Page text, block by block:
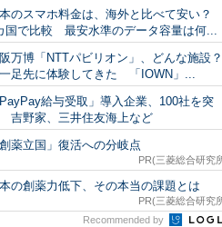
のスマホ料金は、海外と比べて安い？
国で比較 最安水準のデータ容量は何...
万博「NTTパビリオン」、どんな施設？
足先に体験してきた 「IOWN」...
PayPay給与受取」導入企業、100社を突
吉野家、三井住友海上など
創薬立国」復活への分岐点
PR(三菱総合研究
の創薬力低下、その本当の課題とは
PR(三菱総合研究
Recommended by